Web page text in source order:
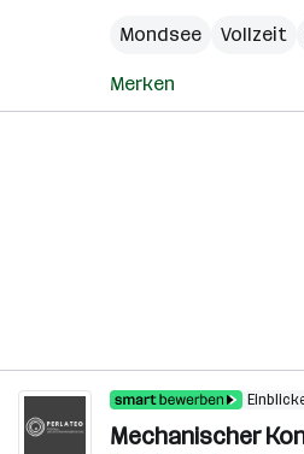
Mondsee
Vollzeit
Merken
Mechanischer